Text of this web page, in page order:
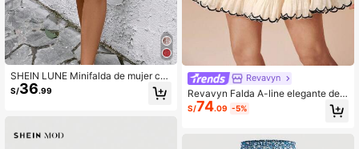
SHEIN LUNE Minifalda de mujer co
n estampado de flores pequeñas y
volantes
S/36.99
Revavyn
Revavyn Falda A-line elegante de c
olor crema con pliegues, contraste
de color, bordado y volantes en el b
S/74.09 -5%